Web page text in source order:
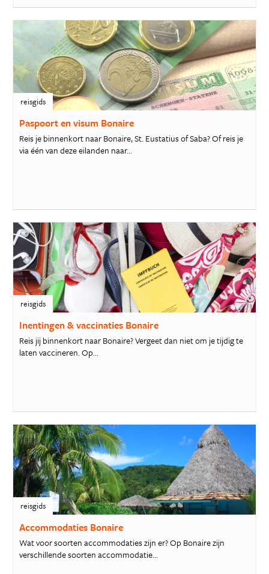
reisgids
Paspoort en visum Bonaire
Reis je binnenkort naar Bonaire, St. Eustatius of Saba? Of reis je
via één van deze eilanden naar...
reisgids
Inentingen & vaccinaties Bonaire
Reis jij binnenkort naar Bonaire? Vergeet dan niet om je tijdig te
laten vaccineren. Op...
reisgids
Accommodaties Bonaire
Wat voor soorten accommodaties zijn er? Op Bonaire zijn
verschillende soorten accommodatie...